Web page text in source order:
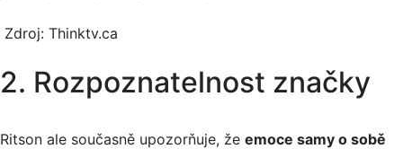
Zdroj: Thinktv.ca
2. Rozpoznatelnost značky
Ritson ale současně upozorňuje, že emoce samy o sobě